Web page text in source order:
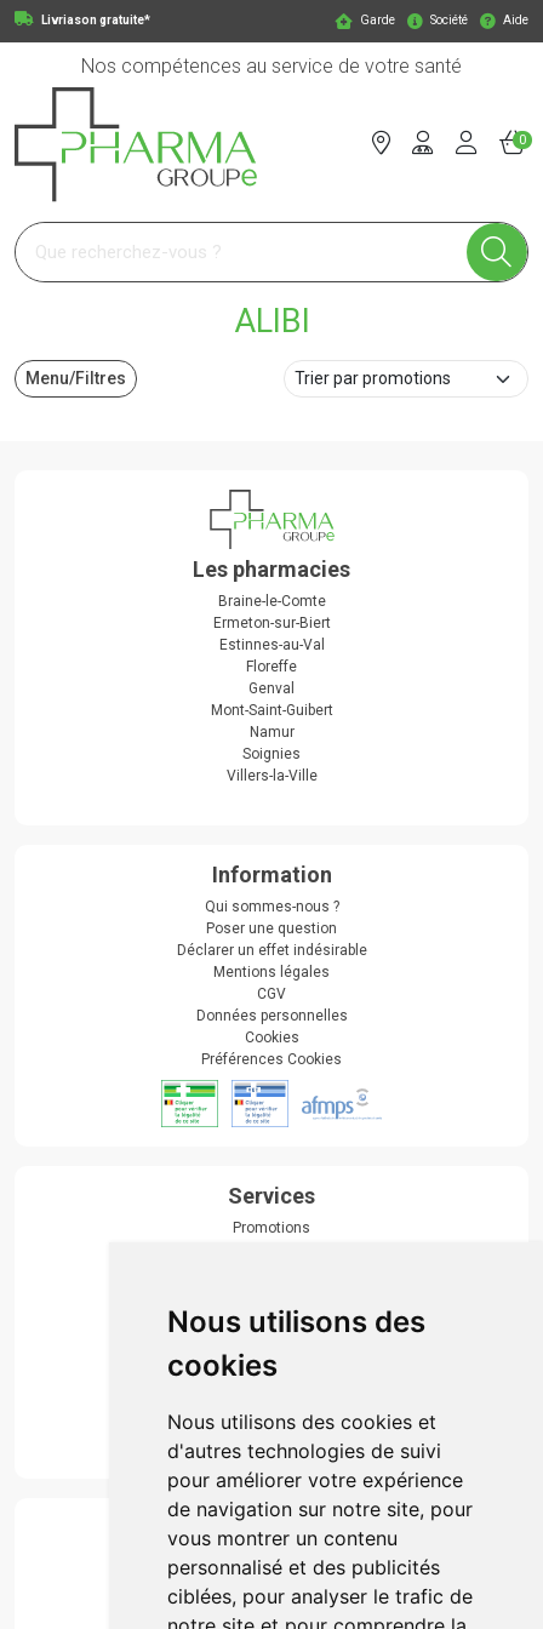
Nous utilisons des
cookies
Nous utilisons des cookies et
d'autres technologies de suivi
pour améliorer votre expérience
de navigation sur notre site, pour
vous montrer un contenu
personnalisé et des publicités
ciblées, pour analyser le trafic de
Livriason gratuite* Garde Société Aide
Nos compétences au service de votre santé
Pharmagroupe Votre pharmacie en ligne à votre service
0
ALIBI
Menu/Filtres
Les pharmacies
Braine-le-Comte
Ermeton-sur-Biert
Estinnes-au-Val
Floreffe
Genval
Mont-Saint-Guibert
Namur
Soignies
Villers-la-Ville
Information
Qui sommes-nous ?
Poser une question
Déclarer un effet indésirable
Mentions légales
CGV
Données personnelles
Cookies
Préférences Cookies
Services
Promotions
Actualités & conseils
Événements
Marques
Suivez-nous
Paiement
Simple, rapide et 100% sécurisé